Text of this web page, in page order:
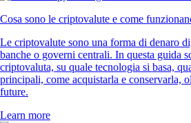
Cosa sono le criptovalute e come
Le criptovalute sono una forma di denaro
banche o governi centrali. In questa guida
criptovaluta, su quale tecnologia si basa,
principali, come acquistarla e conservarla,
future.
Learn more